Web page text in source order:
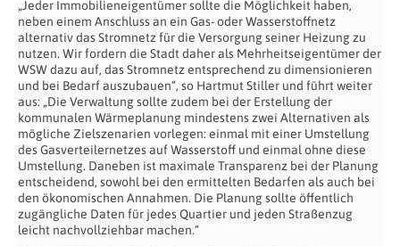
„Jeder Immobilieneigentümer sollte die Möglichkeit haben,
neben einem Anschluss an ein Gas- oder Wasserstoffnetz
alternativ das Stromnetz für die Versorgung seiner Heizung zu
nutzen. Wir fordern die Stadt daher als Mehrheitseigentümer der
WSW dazu auf, das Stromnetz entsprechend zu dimensionieren
und bei Bedarf auszubauen“, so Hartmut Stiller und führt weiter
aus: „Die Verwaltung sollte zudem bei der Erstellung der
kommunalen Wärmeplanung mindestens zwei Alternativen als
mögliche Zielszenarien vorlegen: einmal mit einer Umstellung
des Gasverteilernetzes auf Wasserstoff und einmal ohne diese
Umstellung. Daneben ist maximale Transparenz bei der Planung
entscheidend, sowohl bei den ermittelten Bedarfen als auch bei
den ökonomischen Annahmen. Die Planung sollte öffentlich
zugängliche Daten für jedes Quartier und jeden Straßenzug
leicht nachvollziehbar machen.“